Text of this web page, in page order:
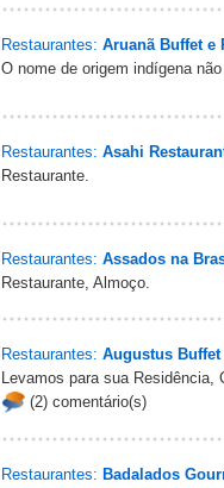
Restaurantes: Aruanã Buffet e
O nome de origem indígena
Restaurantes: Asahi
Restaurante.
Restaurantes: Assados na
Restaurante, Almoço.
Restaurantes: Augustus Buffet
Levamos para sua Residência,
(2) comentário(s)
Restaurantes: Badalados